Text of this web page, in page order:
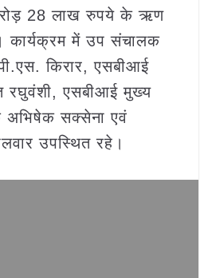
28 लाख रुपये के ऋण
कार्यक्रम में उप संचालक
किरार, एसबीआई
रघुवंशी, एसबीआई मुख्य
अभिषेक सक्सेना एवं
उपस्थित रहे।